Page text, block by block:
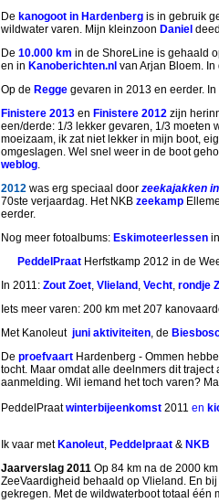
De kanogoot in Hardenberg is in gebruik
wildwater varen. Mijn kleinzoon Daniel
De 10.000 km in de ShoreLine is gehaald
en in Kanoberichten.nl van Arjan Bloem.
Op de Regge gevaren in 2013 en eerder.
Finistere 2013 en Finistere 2012 zijn
een/derde: 1/3 lekker gevaren, 1/3 moeten
moeizaam, ik zat niet lekker in mijn boot,
omgeslagen. Wel snel weer in de boot
weblog.
2012 was erg speciaal door zeekajakken
70ste verjaardag. Het NKB zeekamp
eerder.
Nog meer fotoalbums: Eskimoteerlessen
PeddelPraat Herfstkamp 2012 in de
In 2011: Zout Zoet, Vlieland , Vecht, rondje
Iets meer varen: 200 km met 207
Met Kanoleut juni aktiviteiten, de
De proefvaart Hardenberg - Ommen
tocht. Maar omdat alle deelnmers dit
aanmelding. Wil iemand het toch varen?
PeddelPraatwinterbijeenkomst 2011 en
Ik vaar met Kanoleut, Peddelpraat & NKB
Jaarverslag 2011 Op 84 km na de 2000
ZeeVaardigheid behaald op Vlieland. En
gekregen. Met de wildwaterboot totaal één